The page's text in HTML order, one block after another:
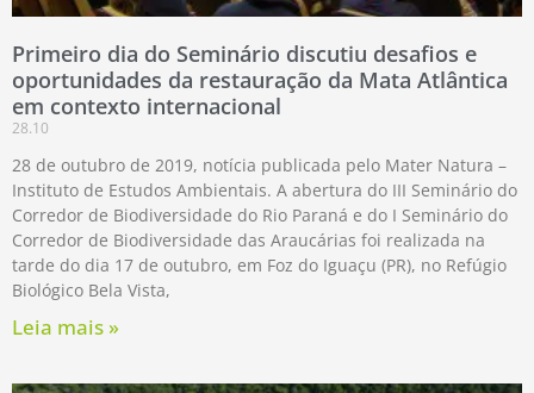
Primeiro dia do Seminário discutiu desafios e
oportunidades da restauração da Mata Atlântica
em contexto internacional
28.10
28 de outubro de 2019, notícia publicada pelo Mater Natura –
Instituto de Estudos Ambientais. A abertura do III Seminário do
Corredor de Biodiversidade do Rio Paraná e do I Seminário do
Corredor de Biodiversidade das Araucárias foi realizada na
tarde do dia 17 de outubro, em Foz do Iguaçu (PR), no Refúgio
Biológico Bela Vista,
Leia mais »